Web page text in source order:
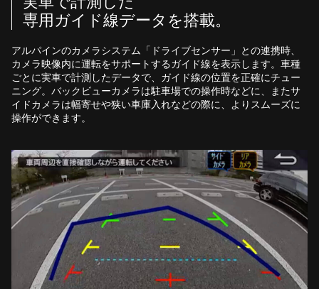
専用ガイド線データを搭載。
アルパインのカメラシステム「ドライブセンサー」との連携時、
カメラ映像内に運転をサポートするガイド線を表示します。車種
ごとに実車で計測したデータで、ガイド線の位置を正確にチュー
ニング。バックビューカメラは駐車場での操作時などに、またサ
イドカメラは幅寄せや狭い車庫入れなどの際に、よりスムーズに
操作ができます。